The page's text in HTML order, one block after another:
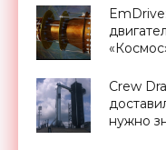
Crew
нужно